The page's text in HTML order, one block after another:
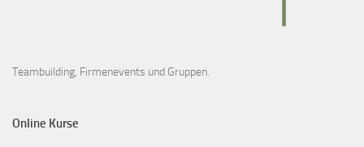
Teambuilding, Firmenevents und Gruppen.
Online Kurse